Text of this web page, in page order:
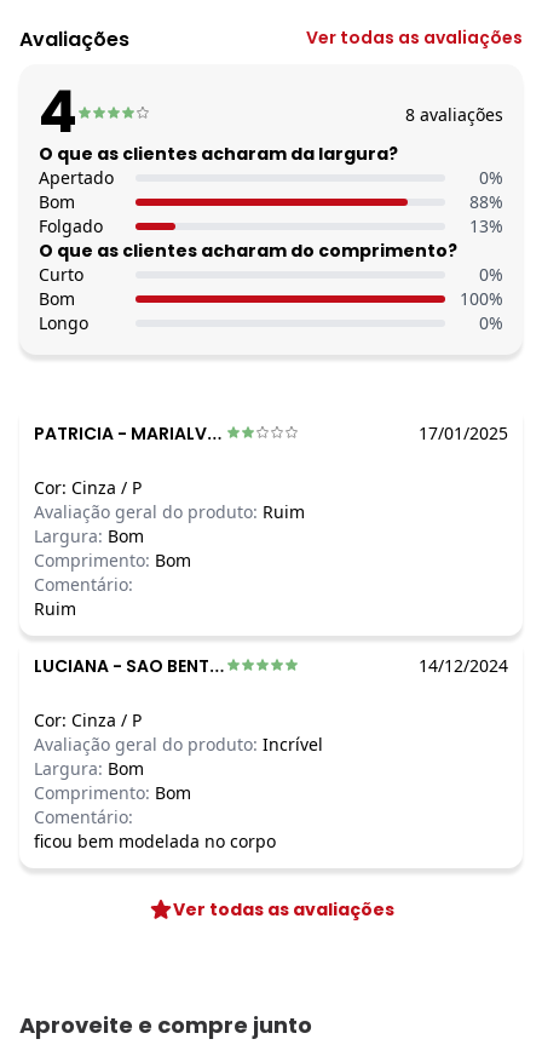
Decote frente: Redondo
Complemento: Alças cruzadas
Composição: Conforme imagem etiqueta
Histórico de preços
O preço apresentado abaixo é o menor oferecido em algum
dia do mês, para o menor tamanho disponível.
agosto/2026
N/D*
julho/2026
junho/2026 N/D*
maio/2026 N/D*
abril/2026 N/D*
março/2026 N/D*
Avaliações Ver todas as avaliações
4 8 avaliações
O que as clientes acharam da largura?
Apertado 0%
Bom
88%
Folgado
13%
O que as clientes acharam do comprimento?
Curto 0%
Bom
100%
Longo
0%
PATRICIA - MARIALVA - PR 17/01/2025
Cor: Cinza / P
Avaliação geral do produto: Ruim
Largura: Bom
Comprimento: Bom
Comentário:
Ruim
LUCIANA - SAO BENTO DO UNA - PE 14/12/2024
Cor: Cinza / P
Avaliação geral do produto: Incrível
Largura: Bom
Comprimento: Bom
Comentário:
ficou bem modelada no corpo
Ver todas as avaliações
Aproveite e compre junto